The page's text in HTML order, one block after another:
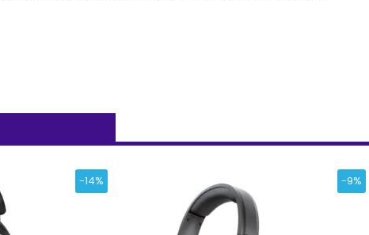
-14% -9%